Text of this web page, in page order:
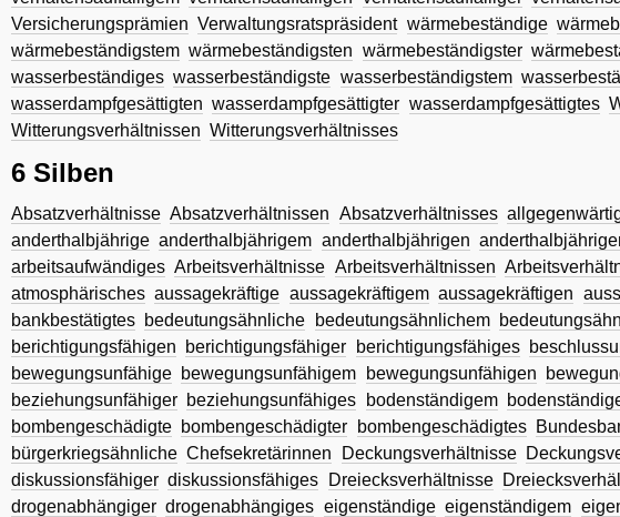
Versicherungsprämien Verwaltungsratspräsident wärmebeständige
wärmebeständigstem wärmebeständigsten wärmebeständigster
wasserbeständiges wasserbeständigste wasserbeständigstem
wasserdampfgesättigten wasserdampfgesättigter wasserdampfgesättigtes
Witterungsverhältnissen Witterungsverhältnisses
6 Silben
Absatzverhältnisse Absatzverhältnissen Absatzverhältnisses
anderthalbjährige anderthalbjährigem anderthalbjährigen
arbeitsaufwändiges Arbeitsverhältnisse Arbeitsverhältnissen
atmosphärisches aussagekräftige aussagekräftigem aussagekräftigen
bankbestätigtes bedeutungsähnliche bedeutungsähnlichem
berichtigungsfähigen
berichtigungsfähiger berichtigungsfähiges
bewegungsunfähige bewegungsunfähigem bewegungsunfähigen
beziehungsunfähiger beziehungsunfähiges bodenständigem
bombengeschädigte bombengeschädigter bombengeschädigtes
bürgerkriegsähnliche Chefsekretärinnen Deckungsverhältnisse
diskussionsfähiger diskussionsfähiges Dreiecksverhältnisse
drogenabhängiger drogenabhängiges eigenständige eigenständigem